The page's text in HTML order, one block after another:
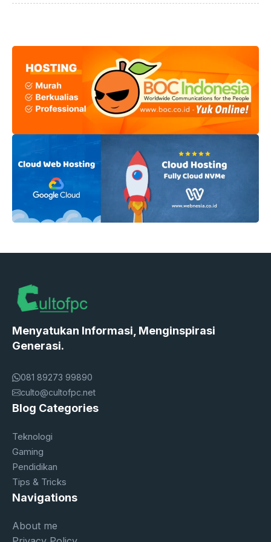
untuk merancang dan mengeksekusi produksi secara
cepat dan efisien bukan lagi keunggulan, melainkan
kebutuhan mutlak agar tetap relevan di tengah persaingan
yang ...
Menyatukan Informasi, Menginspirasi
Generasi.
081 89273 99890
culto@cultofpc.net
Blog Categories
Teknologi
Gaming
Pendidikan
Tips & Tricks
Navigations
About me